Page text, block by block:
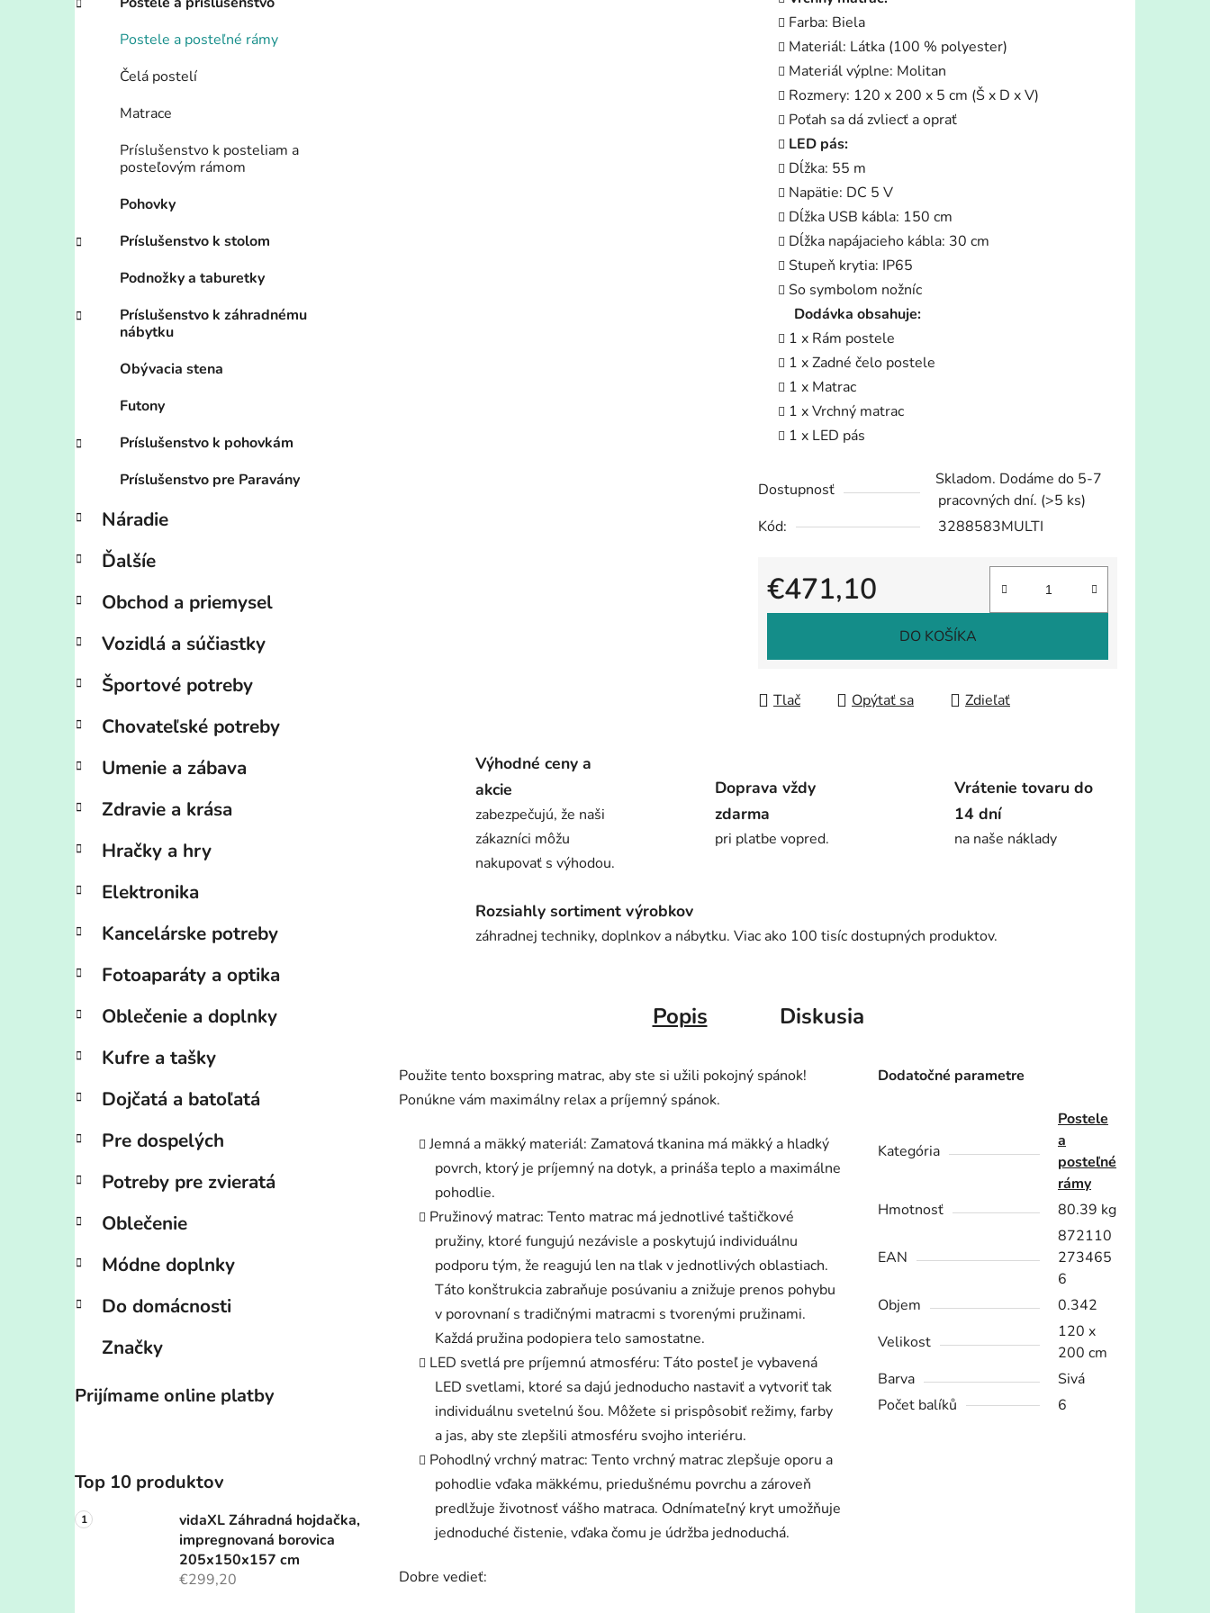
Postele a posteľné rámy
Čelá postelí
Matrace
Príslušenstvo k posteliam a
posteľovým rámom
Pohovky
Príslušenstvo k stolom
Podnožky a taburetky
Príslušenstvo k záhradnému
nábytku
Obývacia stena
Futony
Príslušenstvo k pohovkám
Príslušenstvo pre Paravány
Náradie
Ďalšíe
Obchod a priemysel
Vozidlá a súčiastky
Športové potreby
Chovateľské potreby
Umenie a zábava
Zdravie a krása
Hračky a hry
Elektronika
Kancelárske potreby
Fotoaparáty a optika
Oblečenie a doplnky
Kufre a tašky
Dojčatá a batoľatá
Pre dospelých
Potreby pre zvieratá
Oblečenie
Módne doplnky
Do domácnosti
Značky
Prijímame online platby
Top 10 produktov
vidaXL Záhradná hojdačka,
impregnovaná borovica
205x150x157 cm
€299,20
Farba: Biela
Materiál: Látka (100 % polyester)
Materiál výplne: Molitan
Rozmery: 120 x 200 x 5 cm (Š x D x V)
Poťah sa dá zvliecť a oprať
LED pás:
Dĺžka: 55 m
Napätie: DC 5 V
Dĺžka USB kábla: 150 cm
Dĺžka napájacieho kábla: 30 cm
Stupeň krytia: IP65
So symbolom nožníc
Dodávka obsahuje:
1 x Rám postele
1 x Zadné čelo postele
1 x Matrac
1 x Vrchný matrac
1 x LED pás
Dostupnosť
Skladom. Dodáme do 5-7
pracovných dní. (>5 ks)
Kód:
3288583MULTI
€471,10
Jednotková cena:
DO KOŠÍKA
Tlač Opýtať sa Zdieľať
Výhodné ceny a
akcie
zabezpečujú, že naši
zákazníci môžu
nakupovať s výhodou.
Doprava vždy
zdarma
pri platbe vopred.
Vrátenie tovaru do
14 dní
na naše náklady
Rozsiahly sortiment výrobkov
záhradnej techniky, doplnkov a nábytku. Viac ako 100 tisíc dostupných produktov.
Popis Diskusia
Použite tento boxspring matrac, aby ste si užili pokojný spánok!
Ponúkne vám maximálny relax a príjemný spánok.
Jemná a mäkký materiál: Zamatová tkanina má mäkký a hladký
povrch, ktorý je príjemný na dotyk, a prináša teplo a maximálne
pohodlie.
Pružinový matrac: Tento matrac má jednotlivé taštičkové
pružiny, ktoré fungujú nezávisle a poskytujú individuálnu
podporu tým, že reagujú len na tlak v jednotlivých oblastiach.
Táto konštrukcia zabraňuje posúvaniu a znižuje prenos pohybu
v porovnaní s tradičnými matracmi s tvorenými pružinami.
Každá pružina podopiera telo samostatne.
LED svetlá pre príjemnú atmosféru: Táto posteľ je vybavená
LED svetlami, ktoré sa dajú jednoducho nastaviť a vytvoriť tak
individuálnu svetelnú šou. Môžete si prispôsobiť režimy, farby
a jas, aby ste zlepšili atmosféru svojho interiéru.
Pohodlný vrchný matrac: Tento vrchný matrac zlepšuje oporu a
pohodlie vďaka mäkkému, priedušnému povrchu a zároveň
predlžuje životnosť vášho matraca. Odnímateľný kryt umožňuje
jednoduché čistenie, vďaka čomu je údržba jednoduchá.
Dobre vedieť:
Dodatočné parametre
Kategória
Postele
a
posteľné
rámy
Hmotnosť
80.39 kg
EAN
872110
273465
6
Objem
0.342
Velikost
120 x
200 cm
Barva
Sivá
Počet balíků
6